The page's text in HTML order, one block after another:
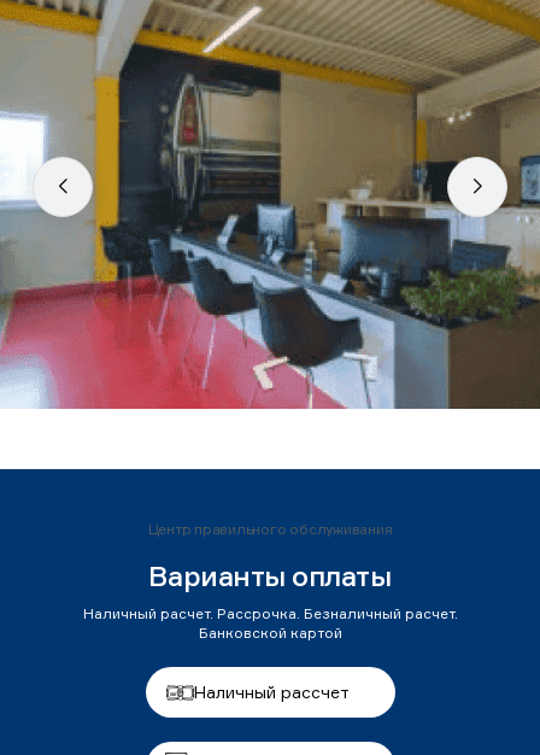
Центр правильного обслуживания
Варианты оплаты
Наличный расчет. Рассрочка. Безналичный расчет.
Банковской картой
Наличный рассчет